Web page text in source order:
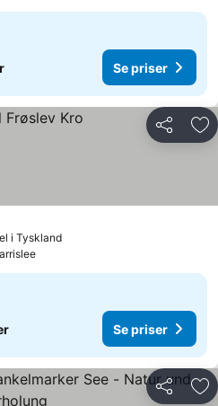
Se priser
Del
i Tyskland
Se priser
Del